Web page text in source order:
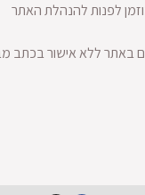
לפנות להנהלת האתר
באתר ללא אישור בכתב